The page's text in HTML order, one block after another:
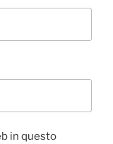
in questo